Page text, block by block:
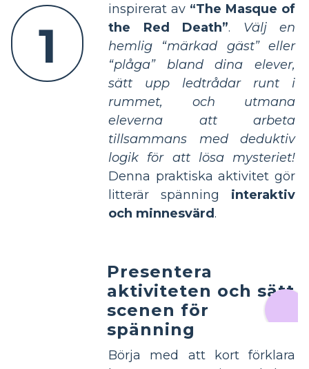
1
inspirerat av “The Masque of
the Red Death”. Välj en
hemlig “märkad gäst” eller
“plåga” bland dina elever,
sätt upp ledtrådar runt i
rummet, och utmana
eleverna att arbeta
tillsammans med deduktiv
logik för att lösa mysteriet!
Denna praktiska aktivitet gör
litterär spänning interaktiv
och minnesvärd.
Presentera
aktiviteten och sätt
scenen för
spänning
Börja med att kort förklara